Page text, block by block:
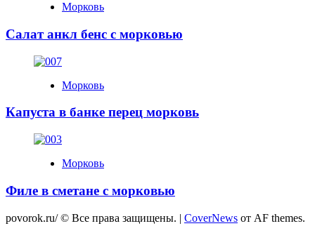
Морковь
Салат анкл бенс с морковью
Морковь
Капуста в банке перец морковь
Морковь
Филе в сметане с морковью
povorok.ru/ © Все права защищены. | CoverNews от AF themes.